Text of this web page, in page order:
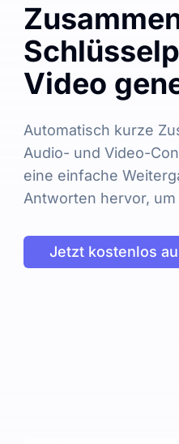
Video
Automatisch kurze
Audio- und Video-
eine einfache
Antworten hervor,
Jetzt kostenlos